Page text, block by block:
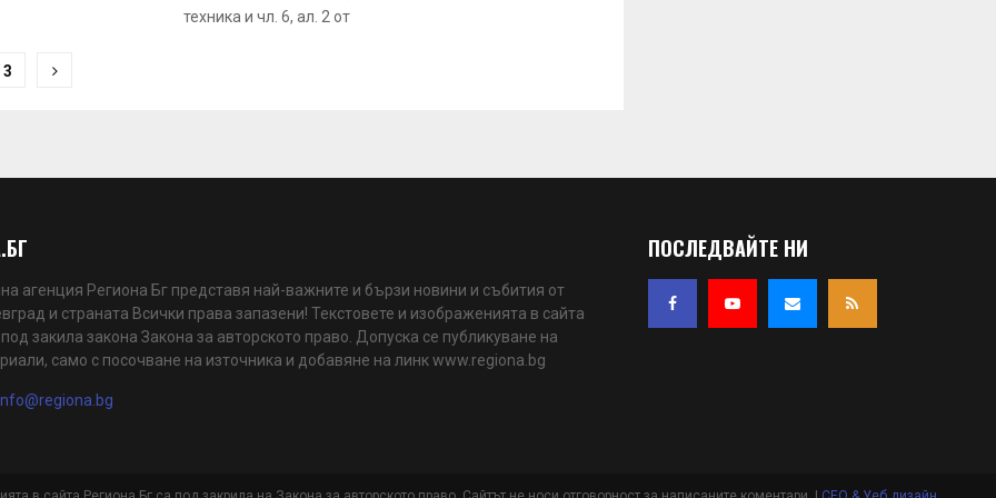
техника и чл. 6, ал. 2 от
3
агенция Региона Бг представя най-важните и бързи новини и събития от
и страната Всички права запазени! Текстовете и изображенията в сайта
закила закона Закона за авторското право. Допуска се публикуване на
само с посочване на източника и добавяне на линк www.regiona.bg
ПОСЛЕДВАЙТЕ НИ